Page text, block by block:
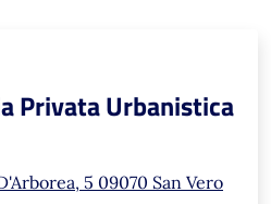
Privata Urbanistica
5 09070 San Vero